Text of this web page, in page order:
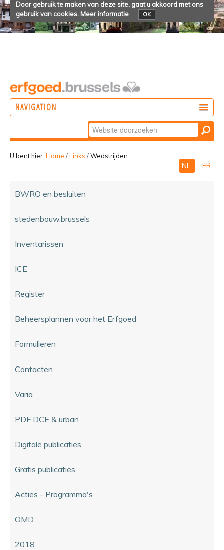
Door gebruik te maken van deze site, gaat u akkoord met ons
gebruik van cookies. Meer informatie OK
NAVIGATION
Zoek
Geavanceerd
zoeken...
U bent hier: Home /Links /Wedstrijden
NL FR
BWRO en besluiten
stedenbouw.brussels
Inventarissen
ICE
Register
Beheersplannen voor het Erfgoed
Formulieren
Contacten
Varia
PDF DCE & urban
Digitale publicaties
Gratis publicaties
Acties - Programma's
OMD
2018